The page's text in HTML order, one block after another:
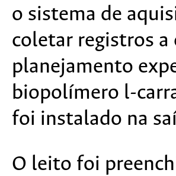
o sistema de
coletar registros a
planejamento
biopolímero l-
foi instalado na
O leito foi